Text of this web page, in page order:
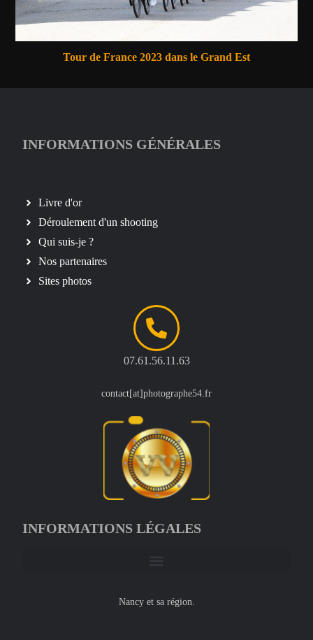
Tour de France 2023 dans le Grand Est
INFORMATIONS GÉNÉRALES
Livre d'or
Déroulement d'un shooting
Qui suis-je ?
Nos partenaires
Sites photos
07.61.56.11.63
contact[at]photographe54.fr
INFORMATIONS LÉGALES
Nancy et sa région.